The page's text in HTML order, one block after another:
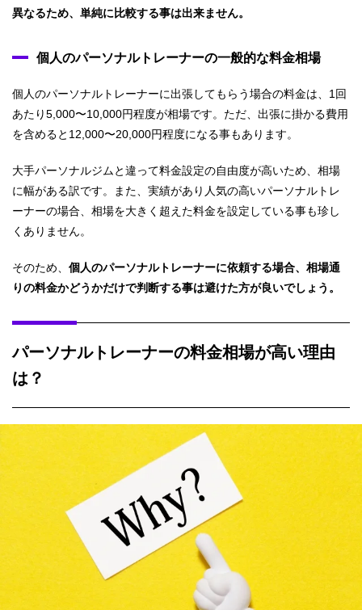
異なるため、単純に比較する事は出来ません。
個人のパーソナルトレーナーの一般的な料金相場
個人のパーソナルトレーナーに出張してもらう場合の料金は、1回
あたり5,000〜10,000円程度が相場です。ただ、出張に掛かる費用
を含めると12,000〜20,000円程度になる事もあります。
大手パーソナルジムと違って料金設定の自由度が高いため、相場
に幅がある訳です。また、実績があり人気の高いパーソナルトレ
ーナーの場合、相場を大きく超えた料金を設定している事も珍し
くありません。
そのため、 個人のパーソナルトレーナーに依頼する場合、相場通
りの料金かどうかだけで判断する事は避けた方が良いでしょう。
パーソナルトレーナーの料金相場が高い理由
は？